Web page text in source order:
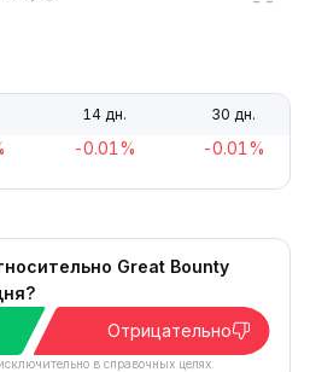
14 дн. 30 дн.
-0.01% -0.01%
Great Bounty
Отрицательно
в справочных целях.